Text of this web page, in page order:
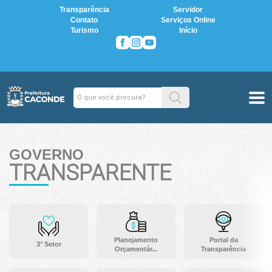
Transparência
Servidor
Contato
Serviços Online
Turismo
Início
GOVERNO
TRANSPARENTE
3° Setor
Planejamento
Orçamentár...
Portal da
Transparência